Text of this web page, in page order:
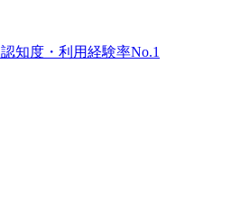
認知度・利用経験率No.1